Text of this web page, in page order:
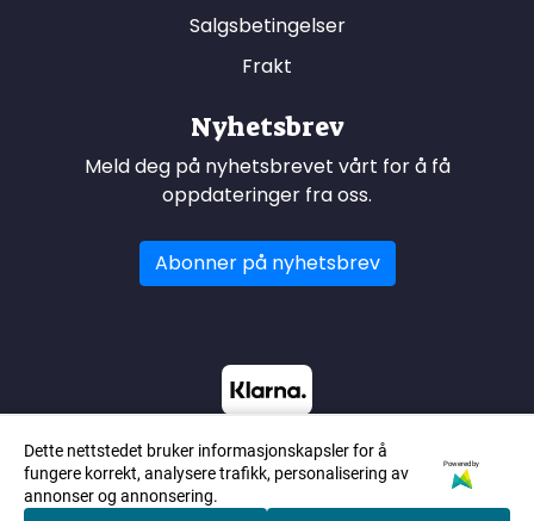
Salgsbetingelser
Frakt
Nyhetsbrev
Meld deg på nyhetsbrevet vårt for å få
oppdateringer fra oss.
Abonner på nyhetsbrev
Dette nettstedet bruker informasjonskapsler for å
fungere korrekt, analysere trafikk, personalisering av
annonser og annonsering.
Powered by